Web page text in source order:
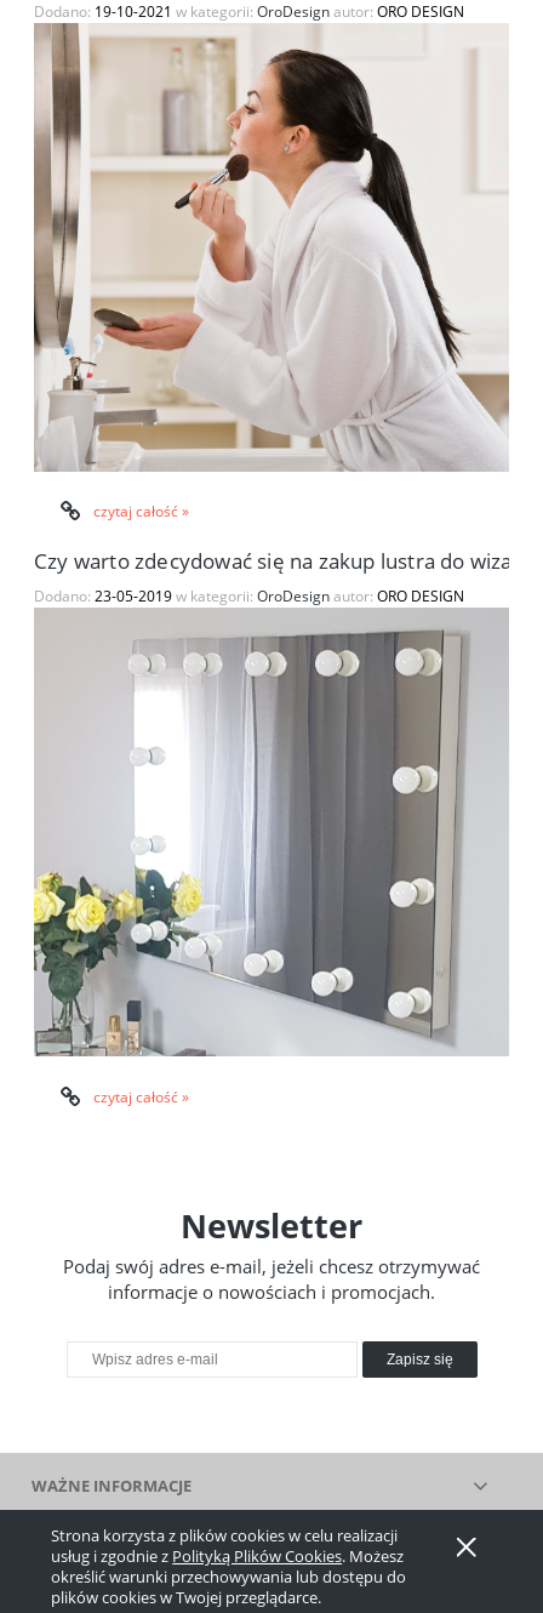
Strona korzysta z plików cookies w celu realizacji
usług i zgodnie z Polityką Plików Cookies. Możesz
określić warunki przechowywania lub dostępu do
plików cookies w Twojej przeglądarce.
Dodano: 19-10-2021 w kategorii: OroDesignautor: ORO DESIGN
czytaj całość »
Czy warto zdecydować się na zakup lustra do wizażu?
Dodano: 23-05-2019w kategorii: OroDesignautor: ORO DESIGN
czytaj całość »
Newsletter
Podaj swój adres e-mail, jeżeli chcesz otrzymywać
informacje o nowościach i promocjach.
Zapisz się
WAŻNE INFORMACJE
Pokaż pełną wersję strony
Sklep internetowy Shoplo.pl, powered by